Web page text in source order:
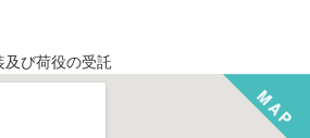
び荷役の受託